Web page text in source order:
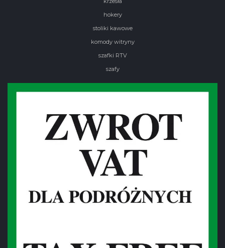
hokery
stoliki kawowe
komody witryny
szafki RTV
szafy